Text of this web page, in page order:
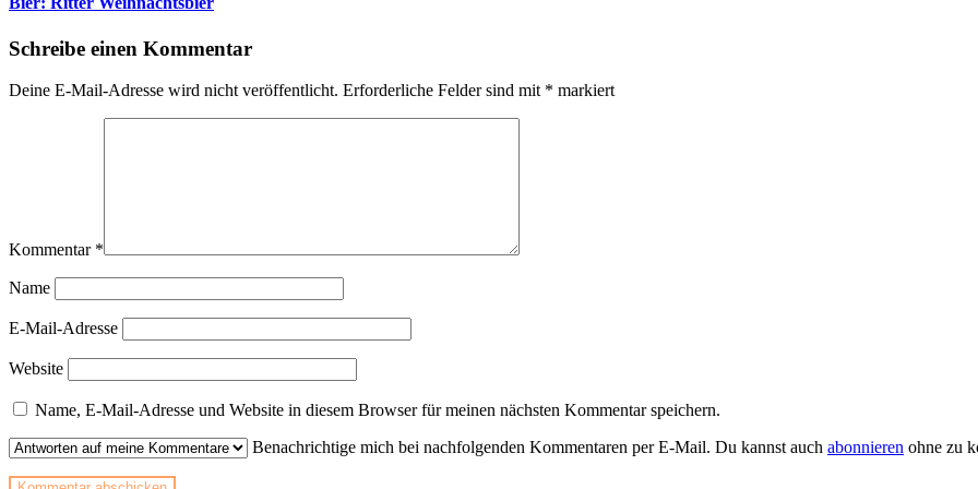
Schreibe einen Kommentar
Deine E-Mail-Adresse wird nicht veröffentlicht. Erforderliche Felder sind mit * markiert
Kommentar *
Name
E-Mail-Adresse
Website
Name, E-Mail-Adresse und Website in diesem Browser für meinen nächsten Kommentar speichern.
Benachrichtige mich bei nachfolgenden Kommentaren per E-Mail. Du kannst auch abonnieren ohne zu